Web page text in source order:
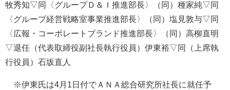
牧秀知▽同〈グループＤ＆Ｉ推進部長〉（同）種家純▽同
〈グループ経営戦略室事業推進部長〉（同）塩見敦与▽同
〈広報・コーポレートブランド推進部長〉（同）高柳直明
▽退任（代表取締役副社長執行役員）伊東裕▽同（上席執
行役員）石坂直人
※伊東氏は4月1日付でＡＮＡ総合研究所社長に就任予